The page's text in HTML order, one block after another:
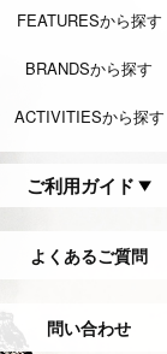
FEATURESから探す
BRANDSから探す
ACTIVITIESから探す
ご利用ガイド
よくあるご質問
問い合わせ